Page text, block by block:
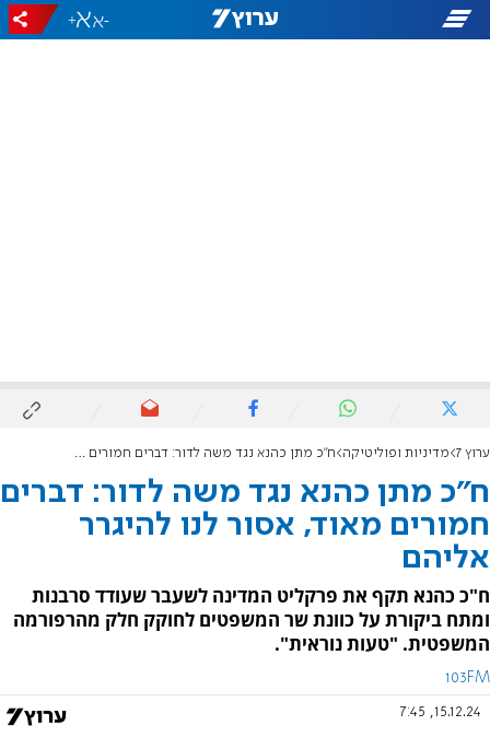
-
+
ערוץ 7 מדיניות ופוליטיקה ח"כ מתן כהנא נגד משה לדור: דברים חמורים מאוד, אסור לנו להיגרר אליהם
ח"כ מתן כהנא נגד משה לדור: דברים
חמורים מאוד, אסור לנו להיגרר
אליהם
ח"כ כהנא תקף את פרקליט המדינה לשעבר שעודד סרבנות
ומתח ביקורת על כוונת שר המשפטים לחוקק חלק מהרפורמה
המשפטית. "טעות נוראית".
103FM
15.12.24, 7:45